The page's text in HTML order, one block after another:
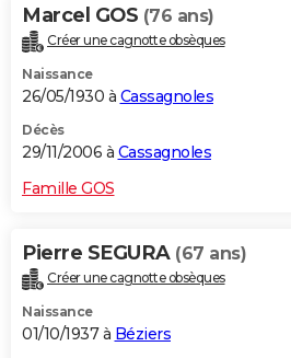
Marcel GOS (76 ans)
Créer une cagnotte obsèques
Naissance
26/05/1930 à Cassagnoles
Décès
29/11/2006 à Cassagnoles
Famille GOS
Pierre SEGURA (67 ans)
Créer une cagnotte obsèques
Naissance
01/10/1937 à Béziers